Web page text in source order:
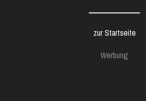
zur Startseite
Werbung